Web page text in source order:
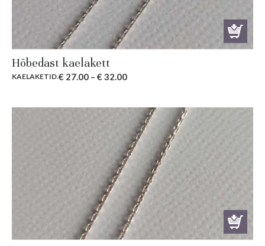
Hõbedast kaelakett
KAELAKETID.€ 27.00 – € 32.00